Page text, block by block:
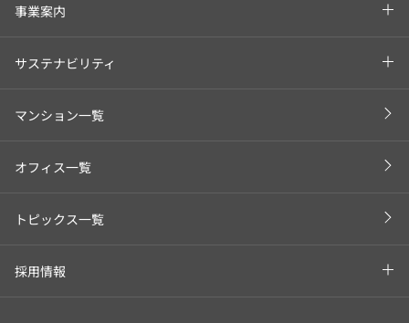
事業案内
サステナビリティ
マンション一覧
オフィス一覧
トピックス一覧
採用情報